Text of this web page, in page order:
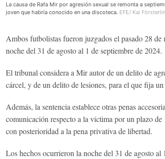
La causa de Rafa Mir por agresión sexual se remonta a
joven que habría conocido en una discoteca. EFE/ Kai
Ambos futbolistas fueron juzgados el pasado 28 de
noche del 31 de agosto al 1 de septiembre de 2024.
El tribunal considera a Mir autor de un delito de
cárcel, y de un delito de lesiones, para el que fija un
Además, la sentencia establece otras penas
comunicación respecto a la víctima por un plazo
con posterioridad a la pena privativa de libertad.
Los hechos ocurrieron la noche del 31 de agosto